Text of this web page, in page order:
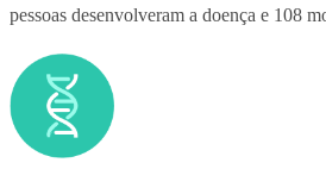
pessoas desenvolveram a doença e 108